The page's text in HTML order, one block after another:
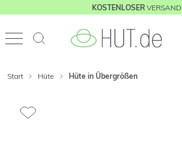
KOSTENLOSERVERSAND
Start Hüte Hüte in Übergrößen